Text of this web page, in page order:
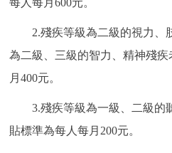
每人每月600元。
2.殘疾等級為二級的視力、
為二級、三級的智力、精神殘
月400元。
3.殘疾等級為一級、二級的
貼標準為每人每月200元。